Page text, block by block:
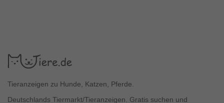
Tieranzeigen zu Hunde, Katzen, Pferde.
Deutschlands Tiermarkt/Tieranzeigen. Gratis suchen und